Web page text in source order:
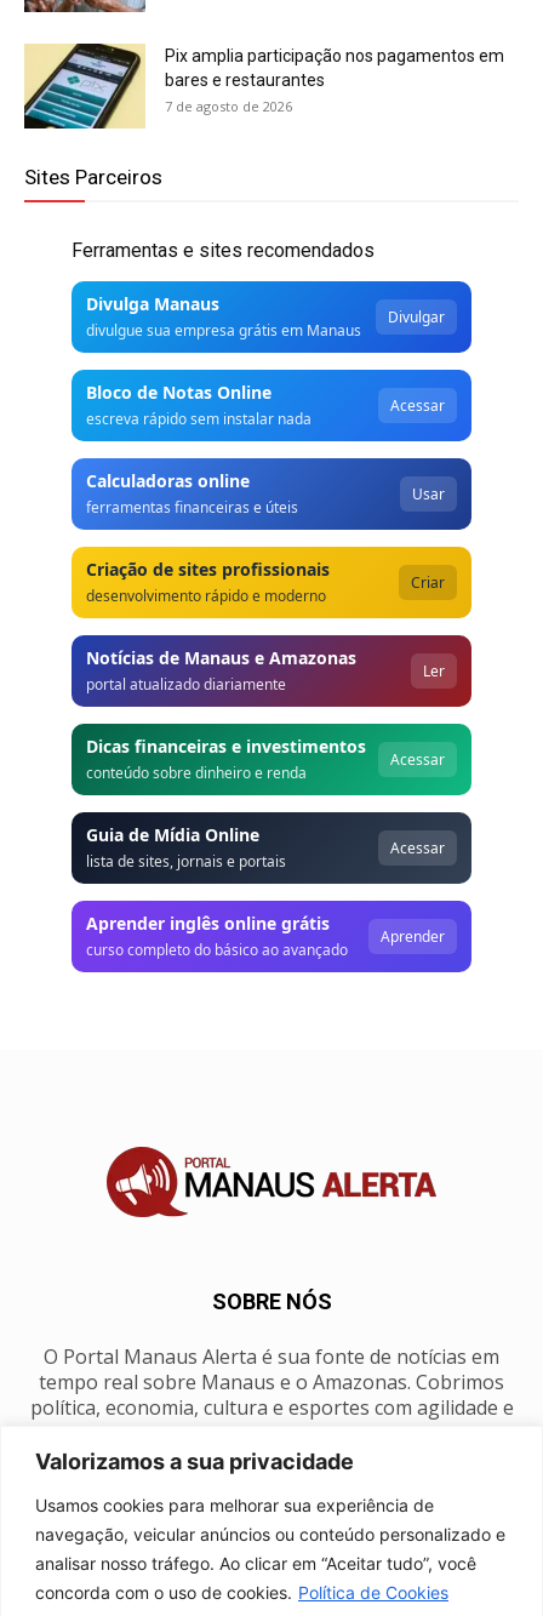
Valorizamos a sua privacidade
Usamos cookies para melhorar sua experiência de
navegação, veicular anúncios ou conteúdo personalizado e
analisar nosso tráfego. Ao clicar em “Aceitar tudo”, você
concorda com o uso de cookies. Política de Cookies
Pix amplia participação nos pagamentos em
bares e restaurantes
7 de agosto de 2026
Sites Parceiros
Ferramentas e sites recomendados
Divulga Manaus
divulgue sua empresa grátis em Manaus
Divulgar
Bloco de Notas Online
escreva rápido sem instalar nada
Acessar
Calculadoras online
ferramentas financeiras e úteis
Usar
Criação de sites profissionais
desenvolvimento rápido e moderno
Criar
Notícias de Manaus e Amazonas
portal atualizado diariamente
Ler
Dicas financeiras e investimentos
conteúdo sobre dinheiro e renda
Acessar
Guia de Mídia Online
lista de sites, jornais e portais
Acessar
Aprender inglês online grátis
curso completo do básico ao avançado
Aprender
SOBRE NÓS
O Portal Manaus Alerta é sua fonte de notícias em
tempo real sobre Manaus e o Amazonas. Cobrimos
política, economia, cultura e esportes com agilidade e
SIGA-NOS